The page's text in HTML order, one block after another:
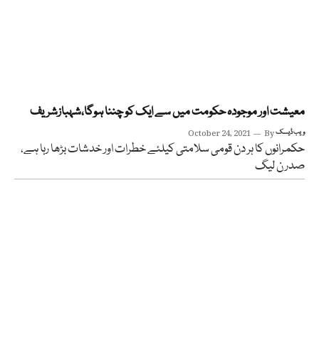
معیشت اور موجودہ حکومت میں سے ایک کو چننا ہوگا،شہبازشریف
October 24, 2021 Byویب ڈیسک
حکمرانوں کا ہر دن قومی سلامتی کیلئے خطرات اور خدشات بڑھا رہا ہے،
صدر ن لیگ